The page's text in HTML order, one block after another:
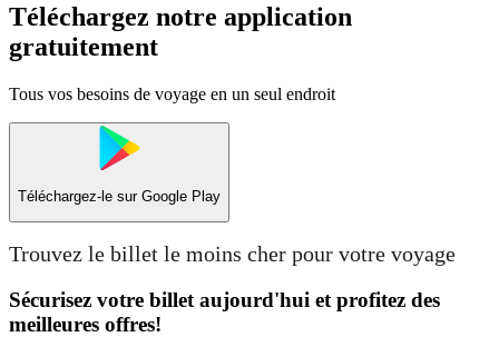
Téléchargez notre application
gratuitement
Tous vos besoins de voyage en un seul endroit
Téléchargez-le sur Google Play
Trouvez le billet le moins cher pour votre voyage
Sécurisez votre billet aujourd'hui et profitez des
meilleures offres!